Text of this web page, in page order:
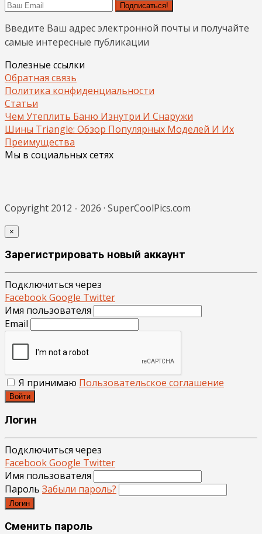
Подписаться!
Введите Ваш адрес электронной почты и получайте
самые интересные публикации
Полезные ссылки
Обратная связь
Политика конфиденциальности
Статьи
Чем Утеплить Баню Изнутри И Снаружи
Шины Triangle: Обзор Популярных Моделей И Их
Преимущества
Мы в социальных сетях
Copyright 2012 - 2026 · SuperCoolPics.com
×
Зарегистрировать новый аккаунт
Подключиться через
FacebookGoogle Twitter
Имя пользователя
Email
Я принимаю Пользовательское соглашение
Войти
Логин
Подключиться через
FacebookGoogle Twitter
Имя пользователя
Пароль Забыли пароль?
Логин
Сменить пароль